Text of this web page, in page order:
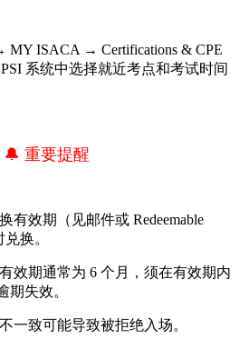
ISACA​ → Certifications & CPE
系统中选择就近考点和考试时间
🔔 重要提醒
有效期（见邮件或 Redeemable
换。
效期通常为 6 个月，须在有效期内
期失效。
一致可能导致被拒绝入场。